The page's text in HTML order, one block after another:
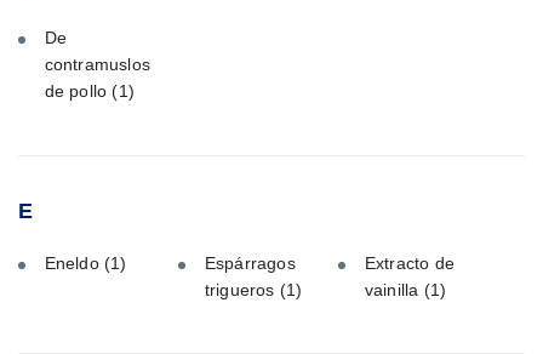
De
contramuslos
de pollo(1)
E
Eneldo (1)
Espárragos
trigueros (1)
Extracto de
vainilla (1)